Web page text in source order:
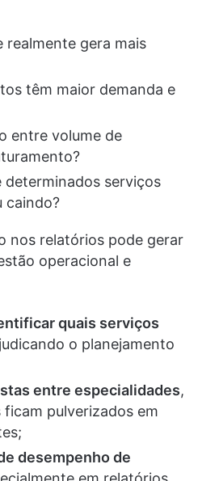
realmente gera mais
têm maior demanda e
entre volume de
determinados serviços
caindo?
nos relatórios pode gerar
operacional e
quais serviços
o planejamento
entre especialidades,
ficam pulverizados em
desempenho de